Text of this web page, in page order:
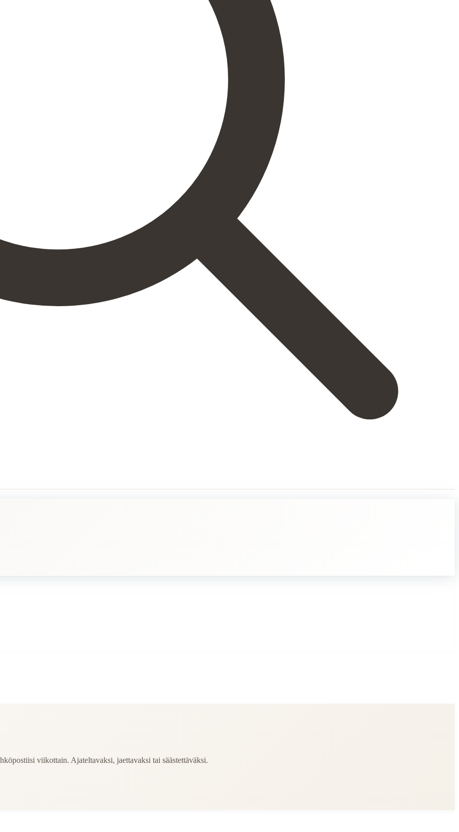
viikottain. Ajateltavaksi, jaettavaksi tai säästettäväksi.